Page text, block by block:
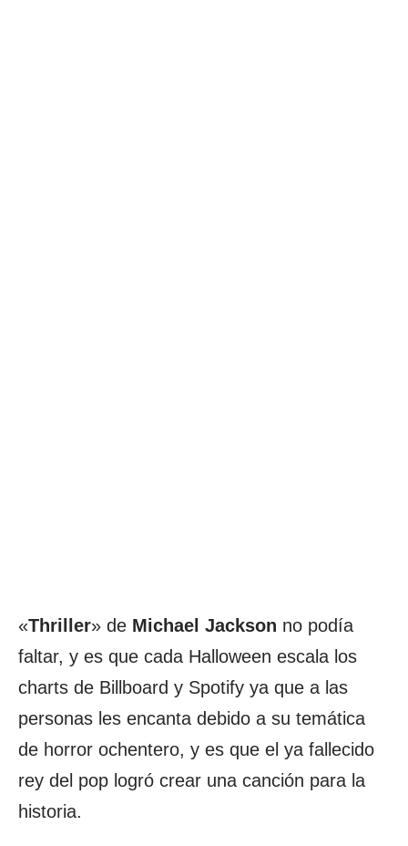
«Thriller» de Michael Jackson no podía
faltar, y es que cada Halloween escala los
charts de Billboard y Spotify ya que a las
personas les encanta debido a su temática
de horror ochentero, y es que el ya fallecido
rey del pop logró crear una canción para la
historia.